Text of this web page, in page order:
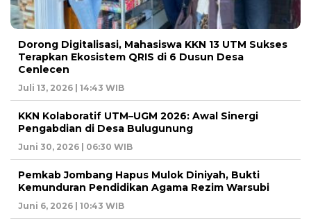
Dorong Digitalisasi, Mahasiswa KKN 13 UTM Sukses
Terapkan Ekosistem QRIS di 6 Dusun Desa
Cenlecen
Juli 13, 2026 | 14:43 WIB
KKN Kolaboratif UTM–UGM 2026: Awal Sinergi
Pengabdian di Desa Bulugunung
Juni 30, 2026 | 06:30 WIB
Pemkab Jombang Hapus Mulok Diniyah, Bukti
Kemunduran Pendidikan Agama Rezim Warsubi
Juni 6, 2026 | 10:43 WIB